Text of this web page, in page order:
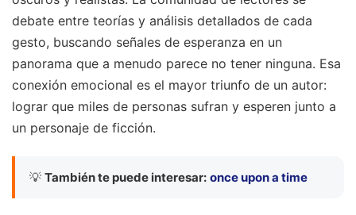
debate entre teorías y análisis detallados de cada
gesto, buscando señales de esperanza en un
panorama que a menudo parece no tener ninguna. Esa
conexión emocional es el mayor triunfo de un autor:
lograr que miles de personas sufran y esperen junto a
un personaje de ficción.
💡 También te puede interesar: once upon a time